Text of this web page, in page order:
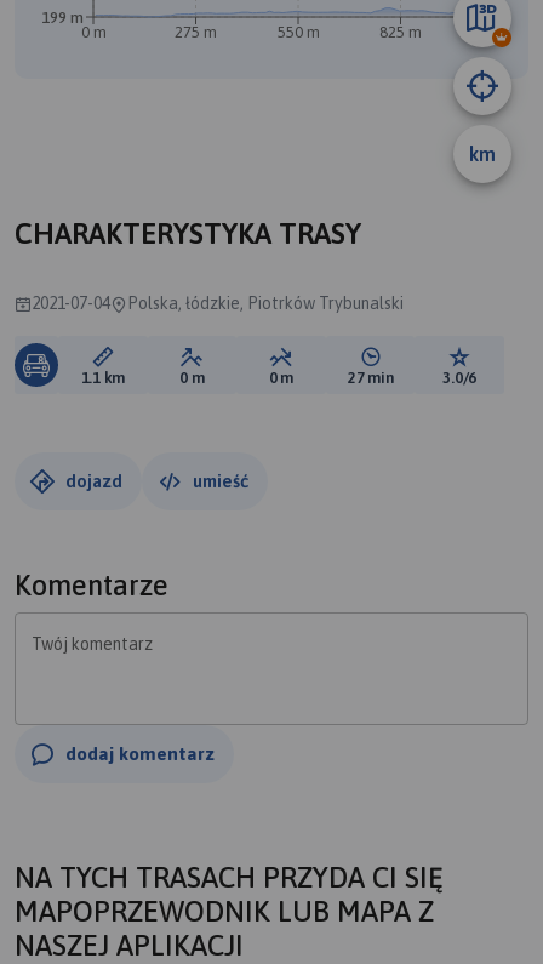
km
0 m 275 m 550 m 825 m 1.1 km
199 m
CHARAKTERYSTYKA TRASY
2021-07-04 Polska, łódzkie, Piotrków Trybunalski
Długość trasy:
1.1 km Suma przewyższeń:
0 m Suma spadków:
0 m Średni czas potrzebny
27 min Ocena
3.0/6
dojazd umieść
Komentarze
Twój komentarz
dodaj komentarz
NA TYCH TRASACH PRZYDA CI SIĘ
MAPOPRZEWODNIK LUB MAPA Z
NASZEJ APLIKACJI